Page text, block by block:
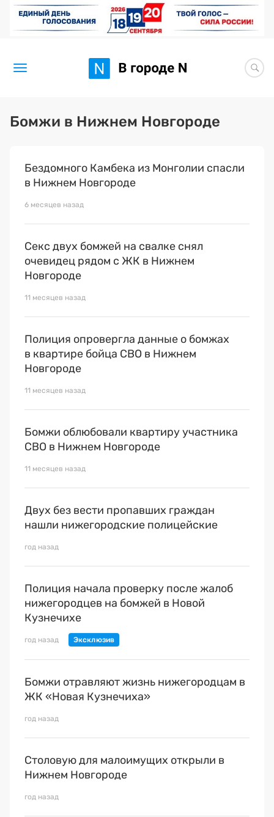
Новости
Здоровье
Искусство исцелять
Премия 2026 (текущая)
Эксперты
Бомжи в Нижнем Новгороде
Бездомного Камбека из Монголии спасли
в Нижнем Новгороде
6 месяцев назад
Секс двух бомжей на свалке снял
очевидец рядом с ЖК в Нижнем
Новгороде
11 месяцев назад
Полиция опровергла данные о бомжах
в квартире бойца СВО в Нижнем
Новгороде
11 месяцев назад
Бомжи облюбовали квартиру участника
СВО в Нижнем Новгороде
11 месяцев назад
Двух без вести пропавших граждан
нашли нижегородские полицейские
год назад
Полиция начала проверку после жалоб
нижегородцев на бомжей в Новой
Кузнечихе
год назад
Бомжи отравляют жизнь нижегородцам в
ЖК «Новая Кузнечиха»
год назад
Столовую для малоимущих открыли в
Нижнем Новгороде
год назад